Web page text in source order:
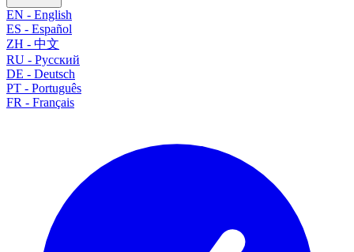
EN - English
ES - Español
ZH - 中文
RU - Русский
DE - Deutsch
PT - Português
FR - Français